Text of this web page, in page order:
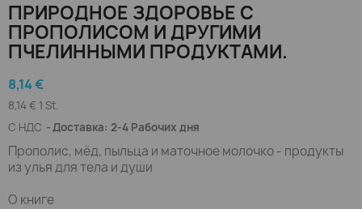
ПРИРОДНОЕ ЗДОРОВЬЕ C
ПРОПОЛИСОМ И ДРУГИМИ
ПЧЕЛИННЫМИ ПРОДУКТАМИ.
8,14 €
8,14 € 1 St.
С НДС
Доставка: 2-4 Рабочих дня
Прополис, мёд, пыльца и маточное молочко - продукты
из улья для тела и души
О книге